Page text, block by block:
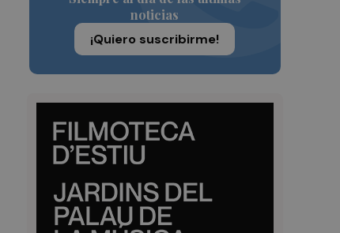
noticias
¡Quiero suscribirme!